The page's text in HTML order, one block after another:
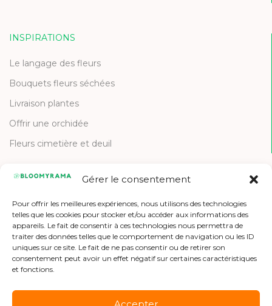
Gérer le consentement
Pour offrir les meilleures expériences, nous utilisons des technologies
telles que les cookies pour stocker et/ou accéder aux informations des
appareils. Le fait de consentir à ces technologies nous permettra de
traiter des données telles que le comportement de navigation ou les ID
uniques sur ce site. Le fait de ne pas consentir ou de retirer son
consentement peut avoir un effet négatif sur certaines caractéristiques
et fonctions.
Accepter
INSPIRATIONS
Le langage des fleurs
Bouquets fleurs séchées
Livraison plantes
Offrir une orchidée
Fleurs cimetière et deuil
Contactez-nous
Etre référencé
Offres d'emploi